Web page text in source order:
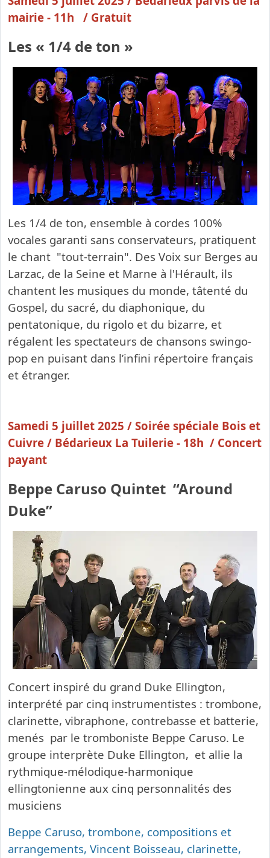
mairie - 11h / Gratuit
Les « 1/4 de ton »
Les 1/4 de ton, ensemble à cordes 100%
vocales garanti sans conservateurs, pratiquent
le chant "tout-terrain". Des Voix sur Berges au
Larzac, de la Seine et Marne à l'Hérault, ils
chantent les musiques du monde, tâtenté du
Gospel, du sacré, du diaphonique, du
pentatonique, du rigolo et du bizarre, et
régalent les spectateurs de chansons swingo-
pop en puisant dans l’infini répertoire français
et étranger.
Samedi 5 juillet 2025 / Soirée spéciale Bois et
Cuivre / Bédarieux La Tuilerie - 18h / Concert
payant
Beppe Caruso Quintet “Around
Duke”
Concert inspiré du grand Duke Ellington,
interprété par cinq instrumentistes : trombone,
clarinette, vibraphone, contrebasse et batterie,
menés par le tromboniste Beppe Caruso. Le
groupe interprète Duke Ellington, et allie la
rythmique-mélodique-harmonique
ellingtonienne aux cinq personnalités des
musiciens
Beppe Caruso, trombone, compositions et
arrangements, Vincent Boisseau, clarinette,